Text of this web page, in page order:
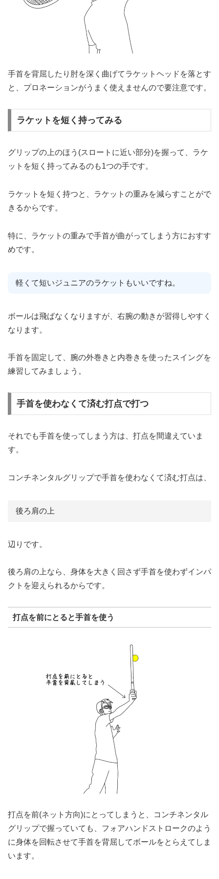
手首を背屈したり肘を深く曲げてラケットヘッドを落とす
と、プロネーションがうまく使えませんので要注意です。
ラケットを短く持ってみる
グリップの上のほう(スロートに近い部分)を握って、ラケ
ットを短く持ってみるのも1つの手です。
ラケットを短く持つと、ラケットの重みを減らすことがで
きるからです。
特に、ラケットの重みで手首が曲がってしまう方におすす
めです。
軽くて短いジュニアのラケットもいいですね。
ボールは飛ばなくなりますが、右腕の動きが習得しやすく
なります。
手首を固定して、腕の外巻きと内巻きを使ったスイングを
練習してみましょう。
手首を使わなくて済む打点で打つ
それでも手首を使ってしまう方は、打点を間違えていま
す。
コンチネンタルグリップで手首を使わなくて済む打点は、
後ろ肩の上
辺りです。
後ろ肩の上なら、身体を大きく回さず手首を使わずインパ
クトを迎えられるからです。
打点を前にとると手首を使う
打点を前(ネット方向)にとってしまうと、コンチネンタル
グリップで握っていても、フォアハンドストロークのよう
に身体を回転させて手首を背屈してボールをとらえてしま
います。